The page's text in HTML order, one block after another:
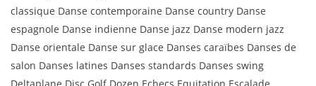
classique Danse contemporaine Danse country Danse
espagnole Danse indienne Danse jazz Danse modern jazz
Danse orientale Danse sur glace Danses caraïbes Danses de
salon Danses latines Danses standards Danses swing